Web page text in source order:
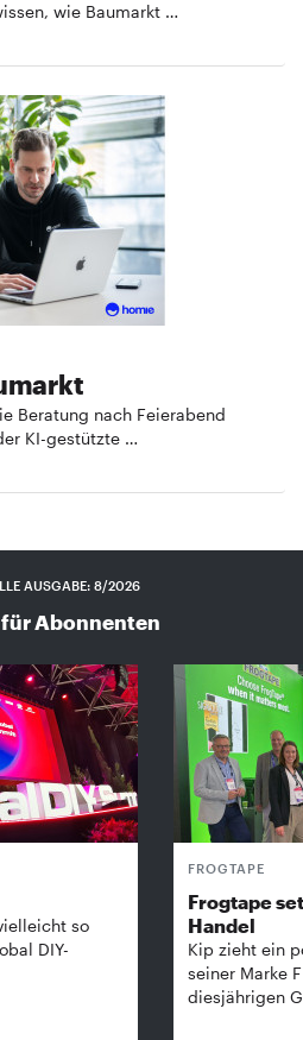
wie Baumarkt …
Beratung nach Feierabend
KI-gestützte …
AUSGABE: 8/2026
Abonnenten
so
DIY-
FROGTAPE
Frogtape
Handel
Kip zieht ein
seiner Marke
diesjährigen